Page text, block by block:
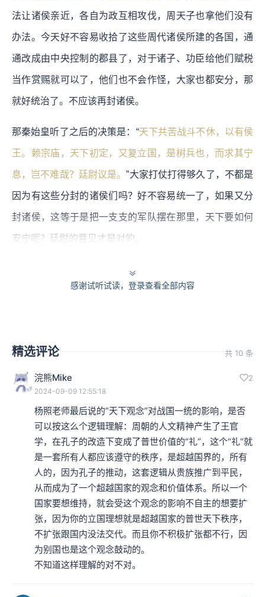
法让诸侯亲近，各自为政互相攻伐，周天子也拿他们没有
办法。今天好不容易收拾了这些周代诸侯所建的各国，通
通改成由中央控制的郡县了，对于诸子、功臣给他们赋税
当作赏赐就可以了，他们也不会作怪，大家也都安分，那
就好统治了。不应该再封诸侯。
那秦始皇听了之后的决策是：“天下共苦战斗不休，以有侯
王。赖宗庙，天下初定，又复立国，是树兵也，而求其宁
息，岂不难哉？廷尉议是。”大家打仗打得够久了，不都是
因为有这些分封的诸侯们吗？好不容易统一了，如果又分
封诸侯，这等于是把一支支的军队摆在那里，天下要如何
安宁呢？廷尉的意见才是对的。
这段奏议的对话，李斯的意见是从如何管制功臣诸子的角
度出发的，而秦始皇的诏令却提到了另外一项重要的背
打到大家都受不了了！
本集编辑：小蝉
感谢试听试读，登录查看全部内容
精选评论 共 10 条
浣熊Mike 2
2024-09-09 12:55:18
杨照老师最后说的“天下观念”对战国一统的影响，是否
可以按这么个逻辑理解：周朝的人文精神产生了王官
学，在孔子的改造下变成了普世价值的“礼”，这个“礼”就
是一套所有人都应该遵守的秩序，是超越国界的，所有
人的，因为孔子的推动，这套逻辑从贵族推广到平民，
从而成为了一个超越国家的观念和价值体系。所以一个
国家要想维持，就会受这个观念的影响不自主的想要扩
张，因为你的立国理想就是超越国家的普世天下秩序，
不扩张跟国内没法交代。而且你不积极扩张都不行，因
为别国也是这个观念鼓动的。
不知道这样理解的对不对。